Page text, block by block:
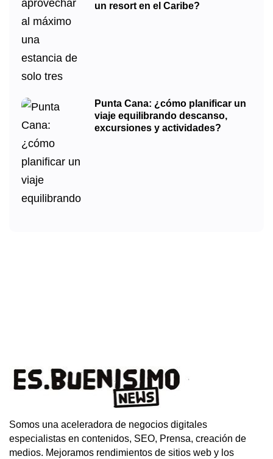
un resort en el Caribe?
Punta Cana: ¿cómo planificar un
viaje equilibrando descanso,
excursiones y actividades?
Somos una aceleradora de negocios digitales
especialistas en contenidos, SEO, Prensa, creación de
medios. Mejoramos rendimientos de sitios web y los